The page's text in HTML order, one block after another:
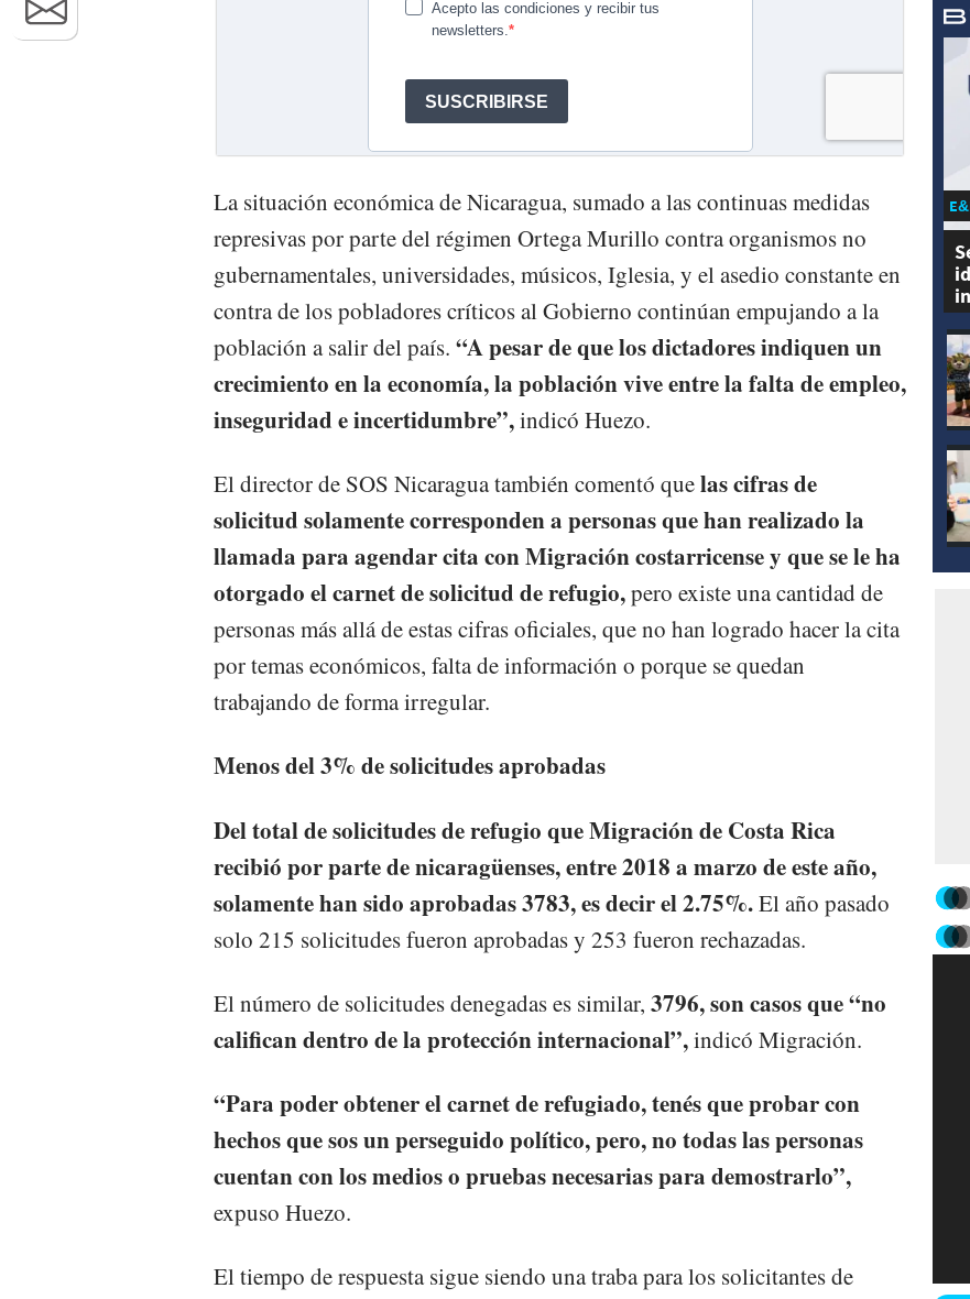
La situación económica de Nicaragua, sumado a las continuas medidas
represivas por parte del régimen Ortega Murillo contra organismos no
gubernamentales, universidades, músicos, Iglesia, y el asedio constante en
contra de los pobladores críticos al Gobierno continúan empujando a la
población a salir del país. “A pesar de que los dictadores indiquen un
crecimiento en la economía, la población vive entre la falta de empleo,
inseguridad e incertidumbre”,indicó Huezo.
El director de SOS Nicaragua también comentó quelas cifras de
solicitud solamente corresponden a personas que han realizado la
llamada para agendar cita con Migración costarricense y que se le ha
otorgado el carnet de solicitud de refugio,pero existe una cantidad de
personas más allá de estas cifras oficiales, que no han logrado hacer la cita
por temas económicos, falta de información o porque se quedan
trabajando de forma irregular.
Menos del 3% de solicitudes aprobadas
Del total de solicitudes de refugio que Migración de Costa Rica
recibió por parte de nicaragüenses, entre 2018 a marzo de este año,
solamente han sido aprobadas 3783, es decir el 2.75%.El año pasado
solo 215 solicitudes fueron aprobadas y 253 fueron rechazadas.
El número de solicitudes denegadas es similar, 3796, son casos que “no
califican dentro de la protección internacional”,indicó Migración.
“Para poder obtener el carnet de refugiado, tenés que probar con
hechos que sos un perseguido político, pero, no todas las personas
cuentan con los medios o pruebas necesarias para demostrarlo”,
expuso Huezo.
El tiempo de respuesta sigue siendo una traba para los solicitantes de